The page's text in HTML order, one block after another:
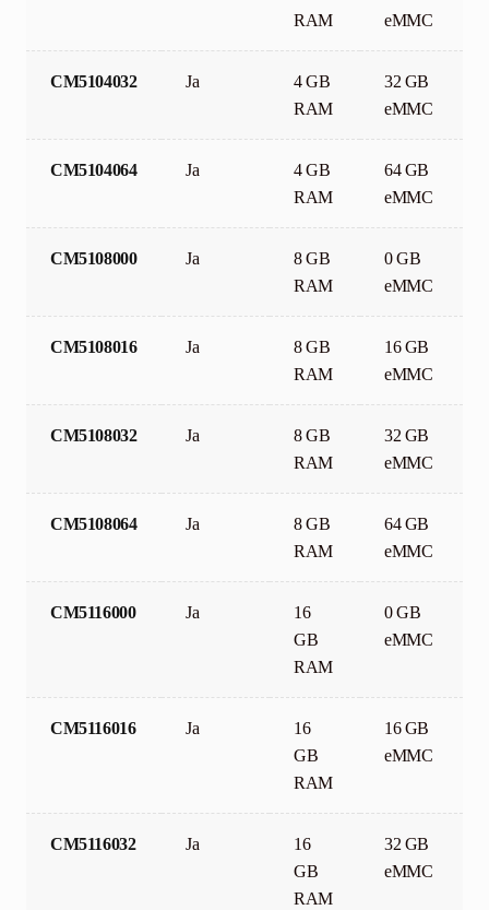
RAM
eMMC
CM5104032 Ja
4 GB
RAM
32 GB
eMMC
CM5104064 Ja
4 GB
RAM
64 GB
eMMC
CM5108000 Ja
8 GB
RAM
0 GB
eMMC
CM5108016 Ja
8 GB
RAM
16 GB
eMMC
CM5108032 Ja
8 GB
RAM
32 GB
eMMC
CM5108064 Ja
8 GB
RAM
64 GB
eMMC
CM5116000 Ja
16
GB
RAM
0 GB
eMMC
CM5116016 Ja
16
GB
RAM
16 GB
eMMC
CM5116032 Ja
16
GB
RAM
32 GB
eMMC